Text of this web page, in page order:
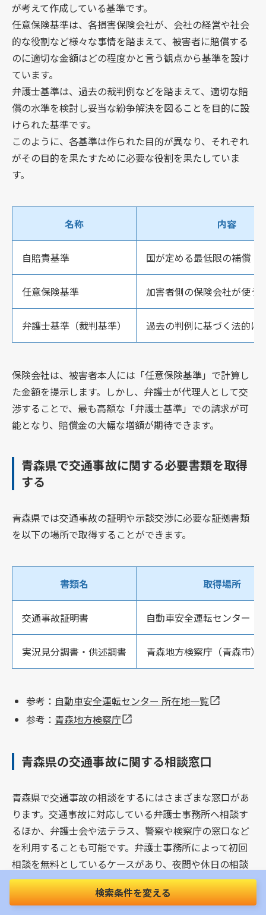
が考えて作成している基準です。
任意保険基準は、各損害保険会社が、会社の経営や社会
的な役割など様々な事情を踏まえて、被害者に賠償する
のに適切な金額はどの程度かと言う観点から基準を設け
ています。
弁護士基準は、過去の裁判例などを踏まえて、適切な賠
償の水準を検討し妥当な紛争解決を図ることを目的に設
けられた基準です。
このように、各基準は作られた目的が異なり、それぞれ
がその目的を果たすために必要な役割を果たしていま
す。
名称 内容
自賠責基準 国が定める最低限の補償
任意保険基準 加害者側の保険会社が使う
弁護士基準（裁判基準） 過去の判例に基づく法的に
保険会社は、被害者本人には「任意保険基準」で計算し
た金額を提示します。しかし、弁護士が代理人として交
渉することで、最も高額な「弁護士基準」での請求が可
能となり、賠償金の大幅な増額が期待できます。
青森県で交通事故に関する必要書類を取得
する
青森県では交通事故の証明や示談交渉に必要な証拠書類
を以下の場所で取得することができます。
書類名 取得場所
交通事故証明書 自動車安全運転センター（
実況見分調書・供述調書 青森地方検察庁（青森市）
参考： 自動車安全運転センター 所在地一覧
参考： 青森地方検察庁
青森県の交通事故に関する相談窓口
青森県で交通事故の相談をするにはさまざまな窓口があ
ります。交通事故に対応している弁護士事務所へ相談す
るほか、弁護士会や法テラス、警察や検察庁の窓口など
を利用することも可能です。弁護士事務所によって初回
相談を無料としているケースがあり、夜間や休日の相談
に応じている事務所もあります。
検索条件を変える